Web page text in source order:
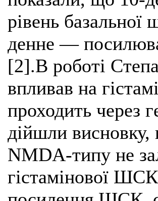
рівень базальної
денне —
[2].В роботі
впливав на
проходить через
дійшли висновку,
NМDА-типу не
гістамінової